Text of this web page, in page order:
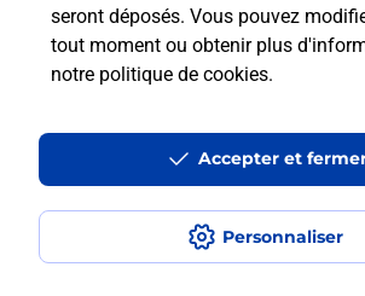
seront déposés. Vous pouvez
tout moment ou obtenir plus
notre politique de cookies.
Personnaliser
Accepter et
Est-ce que je peux assurer
iPhone ?
Alpes-Maritimes
NICE
Acheter un iPhone neuf ou reconditionné